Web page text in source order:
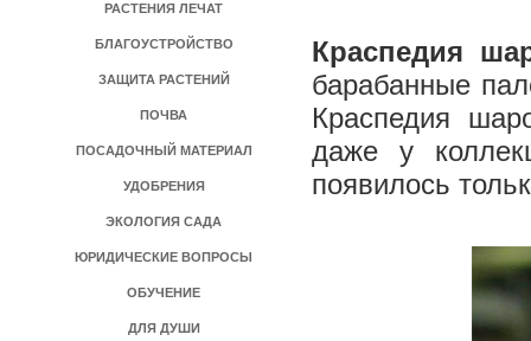
РАСТЕНИЯ ЛЕЧАТ
БЛАГОУСТРОЙСТВО
ЗАЩИТА РАСТЕНИЙ
ПОЧВА
ПОСАДОЧНЫЙ МАТЕРИАЛ
УДОБРЕНИЯ
ЭКОЛОГИЯ САДА
ЮРИДИЧЕСКИЕ ВОПРОСЫ
ОБУЧЕНИЕ
ДЛЯ ДУШИ
Краспедия
барабанные
Краспедия
даже у
появилось